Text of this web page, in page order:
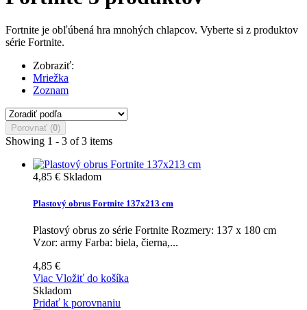
Fortnite je obľúbená hra mnohých chlapcov. Vyberte si z produktov
série Fortnite.
Zobraziť:
Mriežka
Zoznam
Porovnať (0)
Showing 1 - 3 of 3 items
4,85 € Skladom
Plastový obrus Fortnite 137x213 cm
Plastový obrus zo série Fortnite Rozmery: 137 x 180 cm
Vzor: army Farba: biela, čierna,...
4,85 €
Viac Vložiť do košíka
Skladom
Pridať k porovnaniu